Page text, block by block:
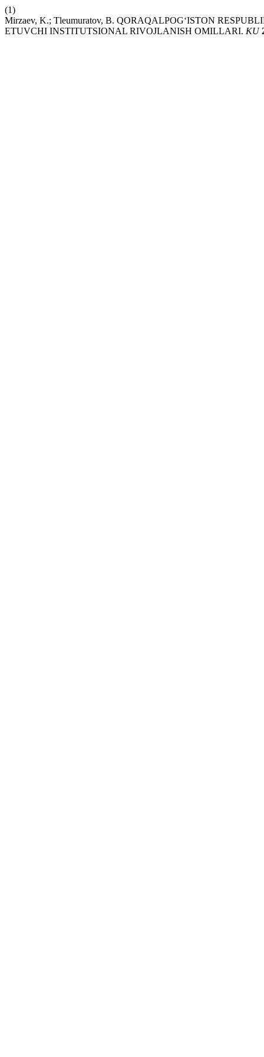
(1)
Mirzaev, K.; Tleumuratov, B. QORAQALPOG‘ISTON
ETUVCHI INSTITUTSIONAL RIVOJLANISH OMILLARI. KU